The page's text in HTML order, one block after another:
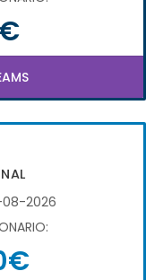
2026